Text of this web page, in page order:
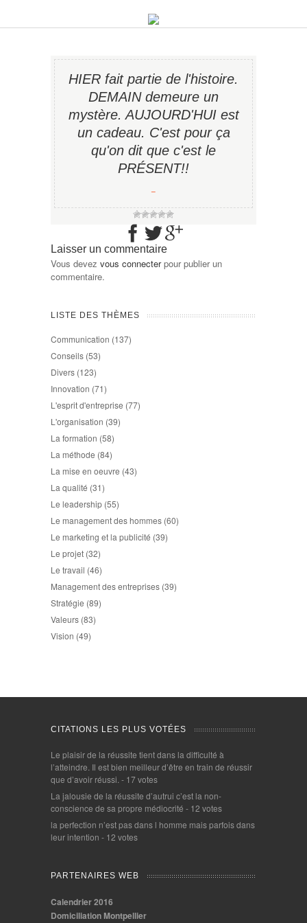
HIER fait partie de l'histoire.
DEMAIN demeure un
mystère. AUJOURD'HUI est
un cadeau. C'est pour ça
qu'on dit que c'est le
PRÉSENT!!
−
Laisser un commentaire
Vous devez vous connecterpour publier un
commentaire.
LISTE DES THÈMES
Communication (137)
Conseils (53)
Divers (123)
Innovation (71)
L'esprit d'entreprise (77)
L'organisation (39)
La formation (58)
La méthode (84)
La mise en oeuvre (43)
La qualité (31)
Le leadership (55)
Le management des hommes (60)
Le marketing et la publicité (39)
Le projet (32)
Le travail (46)
Management des entreprises (39)
Stratégie (89)
Valeurs (83)
Vision (49)
CITATIONS LES PLUS VOTÉES
Le plaisir de la réussite tient dans la difficulté à
l’atteindre. Il est bien meilleur d’être en train de réussir
que d’avoir réussi. - 17 votes
La jalousie de la réussite d’autrui c’est la non-
conscience de sa propre médiocrité - 12 votes
la perfection n’est pas dans l homme mais parfois dans
leur intention - 12 votes
PARTENAIRES WEB
Calendrier 2016
Domiciliation Montpellier